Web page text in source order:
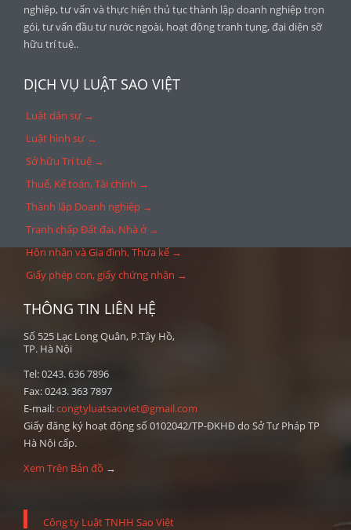
nghiệp, tư vấn và thực hiện thủ tục thành lập doanh nghiệp trọn
gói, tư vấn đầu tư nước ngoài, hoạt động tranh tụng, đại diện sỡ
hữu trí tuệ..
DỊCH VỤ LUẬT SAO VIỆT
Luật dân sự →
Luật hình sự →
Sở hữu Trí tuệ →
Thuế, Kế toán, Tài chính →
Thành lập Doanh nghiệp →
Tranh chấp Đất đai, Nhà ở →
Hôn nhân và Gia đình, Thừa kế →
Giấy phép con, giấy chứng nhận →
THÔNG TIN LIÊN HỆ
Số 525 Lạc Long Quân, P.Tây Hồ,
TP. Hà Nội
Tel: 0243. 636 7896
Fax: 0243. 363 7897
E-mail:congtyluatsaoviet@gmail.com
Giấy đăng ký hoạt động số 0102042/TP-ĐKHĐ do Sở Tư Pháp TP
Hà Nội cấp.
Xem Trên Bản đồ →
Công ty Luật TNHH Sao Việt